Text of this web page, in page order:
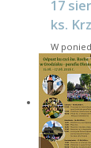
17
ks.
W